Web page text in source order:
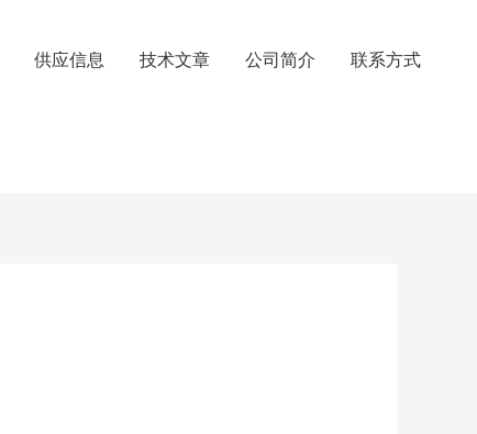
供应信息 技术文章 公司简介 联系方式